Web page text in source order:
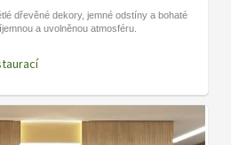
dřevěné dekory, jemné odstíny a bohaté
a uvolněnou atmosféru.